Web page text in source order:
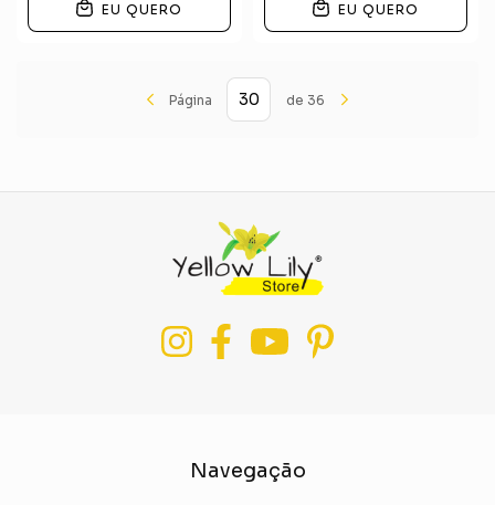
EU QUERO EU QUERO
Página de 36
Navegação